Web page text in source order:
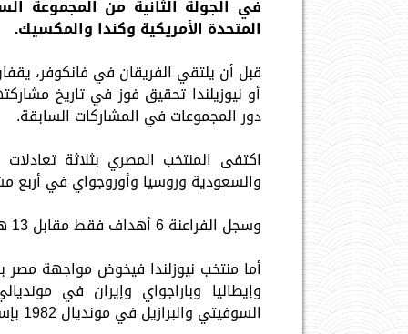
المتحدة الأمريكية وكندا والمكسيك.
قبل أن يلتقي الفريقان في فانكوفر،
أو نيوزيلندا تحقيق فوز في تاريخ
دور المجموعات في المشاركات السابقة.
اكتفى المنتخب المصري بثلاثة تعادلات
والسعودية وروسيا وأوروجواي في أربع مشاركات
وسجل الفراعنة 6 أهداف فقط مقابل 13 هدفا في شباكهم، وخرج بشباك نظيفة مرة واحدة فقط.
أما منتخب نيوزلندا فيخوض مواجهة مصر
السوفيتي والبرازيل في مونديال 1982 بإسبانيا.